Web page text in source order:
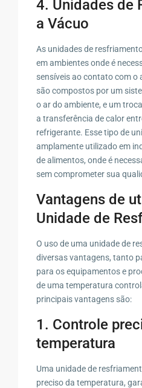
4. Unidades de
a Vácuo
As unidades de
em ambientes onde é
sensíveis ao contato com o
são compostos por um
o ar do ambiente, e um
a transferência de calor
refrigerante. Esse tipo de
amplamente utilizado em
de alimentos, onde é
sem comprometer sua
Vantagens de
Unidade de
O uso de uma unidade de
diversas vantagens, tanto
para os equipamentos e
de uma temperatura
principais vantagens são:
1. Controle
temperatura
Uma unidade de
preciso da temperatura,